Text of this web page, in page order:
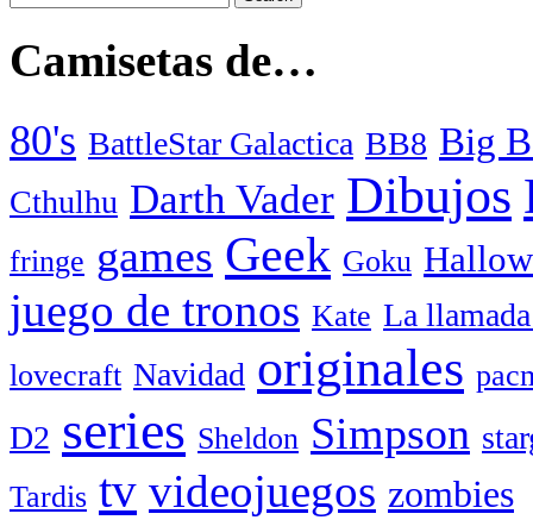
Camisetas de…
80's BattleStar Galactica BB8 Big
Cthulhu Darth Vader Dibujos
fringe games Geek Goku
juego de tronos Kate La
lovecraft Navidad originales
D2 series Sheldon Simpson
Tardis tv videojuegos zombies